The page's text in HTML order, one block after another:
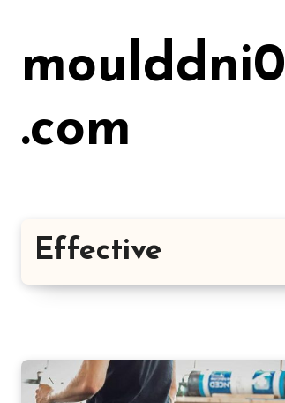
kontenmoulddni0
.com
Effective